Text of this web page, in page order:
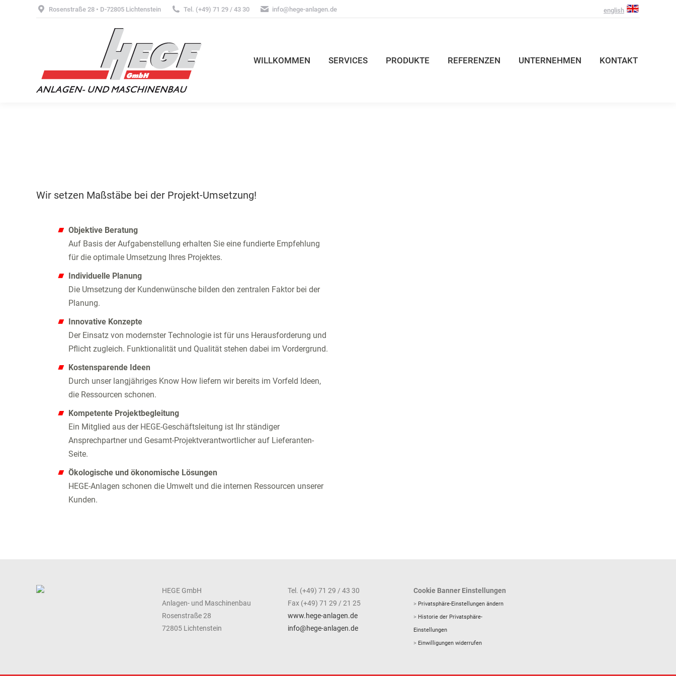
Rosenstraße 28 • D-72805 Lichtenstein Tel. (+49) 71 29 / 43 30 info@hege-anlagen.de english
WILLKOMMEN SERVICES PRODUKTE REFERENZEN UNTERNEHMEN KONTAKT
Wir setzen Maßstäbe bei der Projekt-Umsetzung!
Objektive Beratung
Auf Basis der Aufgabenstellung erhalten Sie eine fundierte Empfehlung
für die optimale Umsetzung Ihres Projektes.
Individuelle Planung
Die Umsetzung der Kundenwünsche bilden den zentralen Faktor bei der
Planung.
Innovative Konzepte
Der Einsatz von modernster Technologie ist für uns Herausforderung und
Pflicht zugleich. Funktionalität und Qualität stehen dabei im Vordergrund.
Kostensparende Ideen
Durch unser langjähriges Know How liefern wir bereits im Vorfeld Ideen,
die Ressourcen schonen.
Kompetente Projektbegleitung
Ein Mitglied aus der HEGE-Geschäftsleitung ist Ihr ständiger
Ansprechpartner und Gesamt-Projektverantwortlicher auf Lieferanten-
Seite.
Ökologische und ökonomische Lösungen
HEGE-Anlagen schonen die Umwelt und die internen Ressourcen unserer
Kunden.
HEGE GmbH
Anlagen- und Maschinenbau
Rosenstraße 28
72805 Lichtenstein
Tel. (+49) 71 29 / 43 30
Fax (+49) 71 29 / 21 25
www.hege-anlagen.de
info@hege-anlagen.de
Cookie Banner Einstellungen
> Privatsphäre-Einstellungen ändern
> Historie der Privatsphäre-
Einstellungen
> Einwilligungen widerrufen